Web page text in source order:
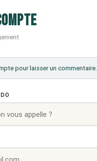
pour laisser un commentaire.